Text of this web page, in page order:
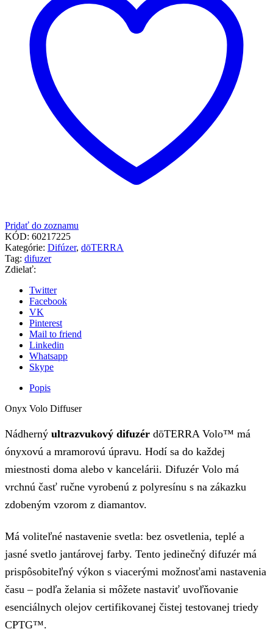
Pridať do zoznamu
KÓD: 60217225
Kategórie: Difúzer, dōTERRA
Tag: difuzer
Zdielať:
Twitter
Facebook
VK
Pinterest
Mail to friend
Linkedin
Whatsapp
Skype
Popis
Onyx Volo Diffuser
Nádherný ultrazvukový difuzér dōTERRA Volo™ má
ónyxovú a mramorovú úpravu. Hodí sa do každej
miestnosti doma alebo v kancelárii. Difuzér Volo má
vrchnú časť ručne vyrobenú z polyresínu s na zákazku
zdobeným vzorom z diamantov.
Má voliteľné nastavenie svetla: bez osvetlenia, teplé a
jasné svetlo jantárovej farby. Tento jedinečný difuzér má
prispôsobiteľný výkon s viacerými možnosťami nastavenia
času – podľa želania si môžete nastaviť uvoľňovanie
esenciálnych olejov certifikovanej čistej testovanej triedy
CPTG™.